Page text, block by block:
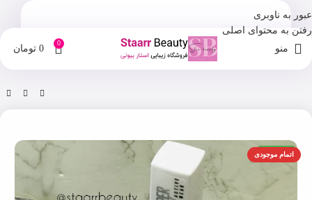
عبور به ناوبری
رفتن به محتوای اصلی
منو 0
0 تومان
فروشگاه آرایش صورت
اتمام موجودی
اورجینال